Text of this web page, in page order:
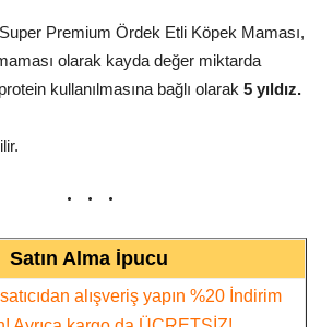
Premium Ördek Etli Köpek Maması,
olarak kayda değer miktarda
kullanılmasına bağlı olarak 5 yıldız.
Satın Alma İpucu
alışveriş yapın %20 İndirim